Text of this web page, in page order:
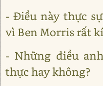
- Điều này thực
vì Ben Morris rất
- Những điều
thực hay không?